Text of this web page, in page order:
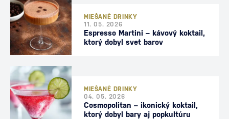
MIEŠANÉ DRINKY
11. 05. 2026
Espresso Martini – kávový koktail,
ktorý dobyl svet barov
MIEŠANÉ DRINKY
04. 05. 2026
Cosmopolitan – ikonický koktail,
ktorý dobyl bary aj popkultúru